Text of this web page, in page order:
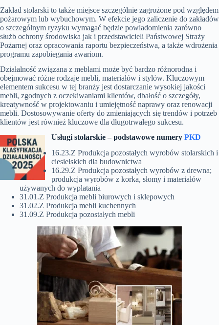
Zakład stolarski to także miejsce szczególnie zagrożone pod względem
pożarowym lub wybuchowym. W efekcie jego zaliczenie do zakładów
o szczególnym ryzyku wymagać będzie powiadomienia zarówno
służb ochrony środowiska jak i przedstawicieli Państwowej Straży
Pożarnej oraz opracowania raportu bezpieczeństwa, a także wdrożenia
programu zapobiegania awariom.
Działalność związana z meblami może być bardzo różnorodna i
obejmować różne rodzaje mebli, materiałów i stylów. Kluczowym
elementem sukcesu w tej branży jest dostarczanie wysokiej jakości
mebli, zgodnych z oczekiwaniami klientów, dbałość o szczegóły,
kreatywność w projektowaniu i umiejętność naprawy oraz renowacji
mebli. Dostosowywanie oferty do zmieniających się trendów i potrzeb
klientów jest również kluczowe dla długotrwałego sukcesu.
Usługi stolarskie – podstawowe numery PKD
16.23.Z Produkcja pozostałych wyrobów stolarskich i
ciesielskich dla budownictwa
16.29.Z Produkcja pozostałych wyrobów z drewna;
produkcja wyrobów z korka, słomy i materiałów
używanych do wyplatania
31.01.Z Produkcja mebli biurowych i sklepowych
31.02.Z Produkcja mebli kuchennych
31.09.Z Produkcja pozostałych mebli